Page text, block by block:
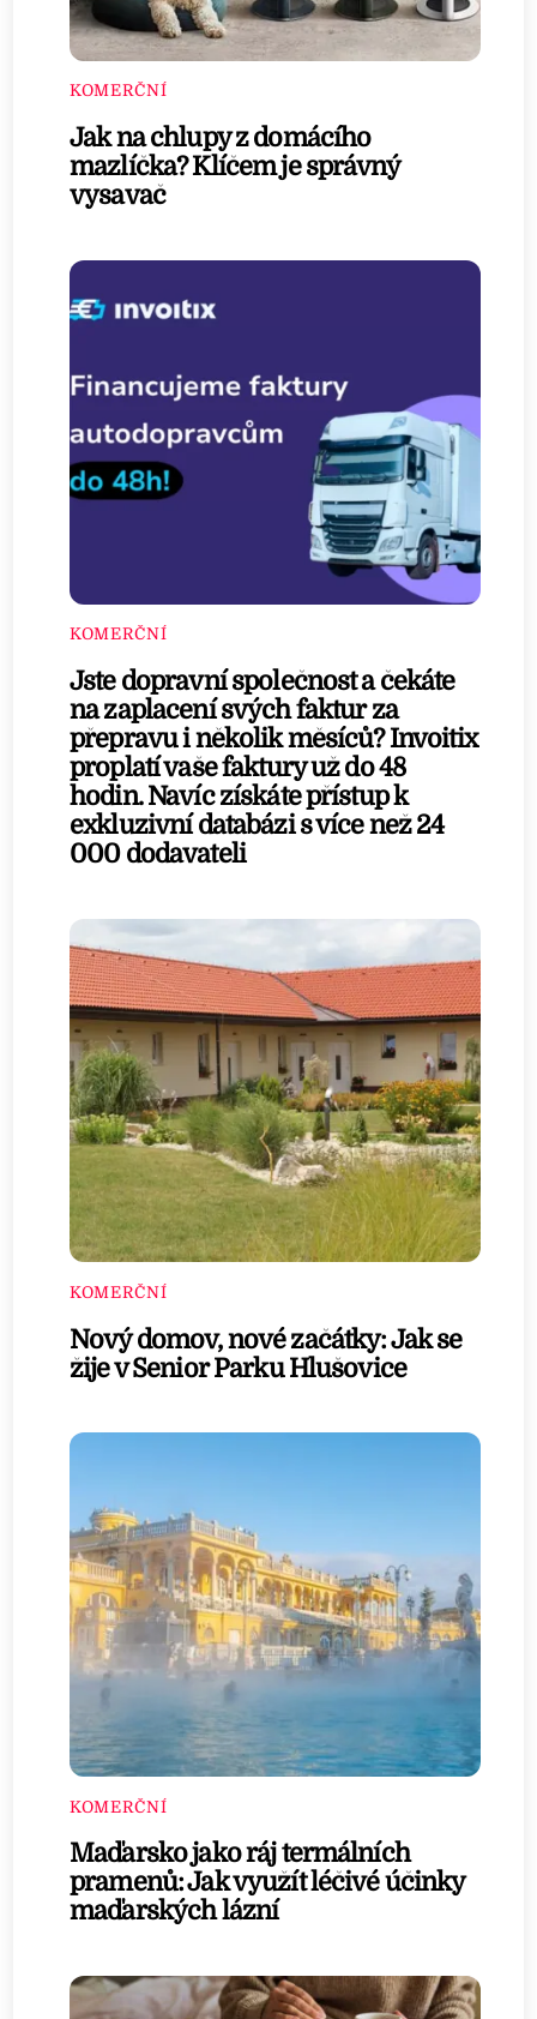
KOMERČNÍ
Jak na chlupy z domácího
mazlíčka? Klíčem je správný
vysavač
KOMERČNÍ
Jste dopravní společnost a čekáte
na zaplacení svých faktur za
přepravu i několik měsíců? Invoitix
proplatí vaše faktury už do 48
hodin. Navíc získáte přístup k
exkluzivní databázi s více než 24
000 dodavateli
KOMERČNÍ
Nový domov, nové začátky: Jak se
žije v Senior Parku Hlušovice
KOMERČNÍ
Maďarsko jako ráj termálních
pramenů: Jak využít léčivé účinky
maďarských lázní